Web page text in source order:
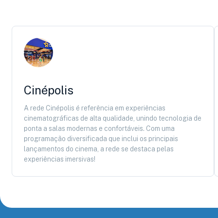
Cinépolis
A rede Cinépolis é referência em experiências
cinematográficas de alta qualidade, unindo tecnologia de
ponta a salas modernas e confortáveis. Com uma
programação diversificada que inclui os principais
lançamentos do cinema, a rede se destaca pelas
experiências imersivas!